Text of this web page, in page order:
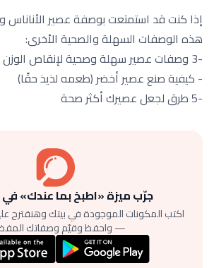
إذا كنت قد استمتعت بوصفة عصير الأناناس
هذه الوصفات السهلة والصحية الأخرى:
-3 وصفات عصير سهلة وصحية لإنقاص الوزن
- كيفية صنع عصير أخضر (طعمه لذيذ حقًا)
-5 طرق لجعل عصيرك أكثر صحة
جرّب ميزة «اطبخ بما عندك»
اكتب المكونات الموجودة في بيتك وهنقترح
— واحفظ وقيّم وصفاتك